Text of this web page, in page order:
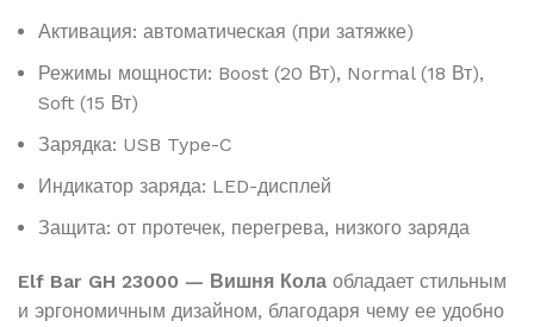
Активация: автоматическая (при затяжке)
Режимы мощности: Boost (20 Вт), Normal (18 Вт),
Soft (15 Вт)
Зарядка: USB Type-C
Индикатор заряда: LED-дисплей
Защита: от протечек, перегрева, низкого заряда
Elf Bar GH 23000 — Вишня Кола обладает стильным
и эргономичным дизайном, благодаря чему ее удобно